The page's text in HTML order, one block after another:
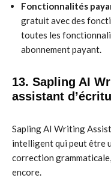
Fonctionnalités
gratuit avec des
toutes les
abonnement payant.
13. Sapling AI
assistant
Sapling AI Writing
intelligent qui peut être
correction
encore.